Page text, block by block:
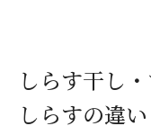
しらす干し
しらすの違い